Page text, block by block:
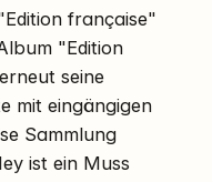
française"
"Edition
seine
mit eingängigen
Sammlung
ist ein Muss